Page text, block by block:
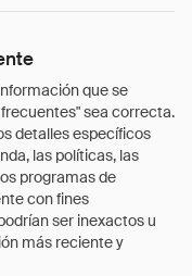
que se
sea correcta.
detalles específicos
las políticas, las
programas de
con fines
ser inexactos u
más reciente y